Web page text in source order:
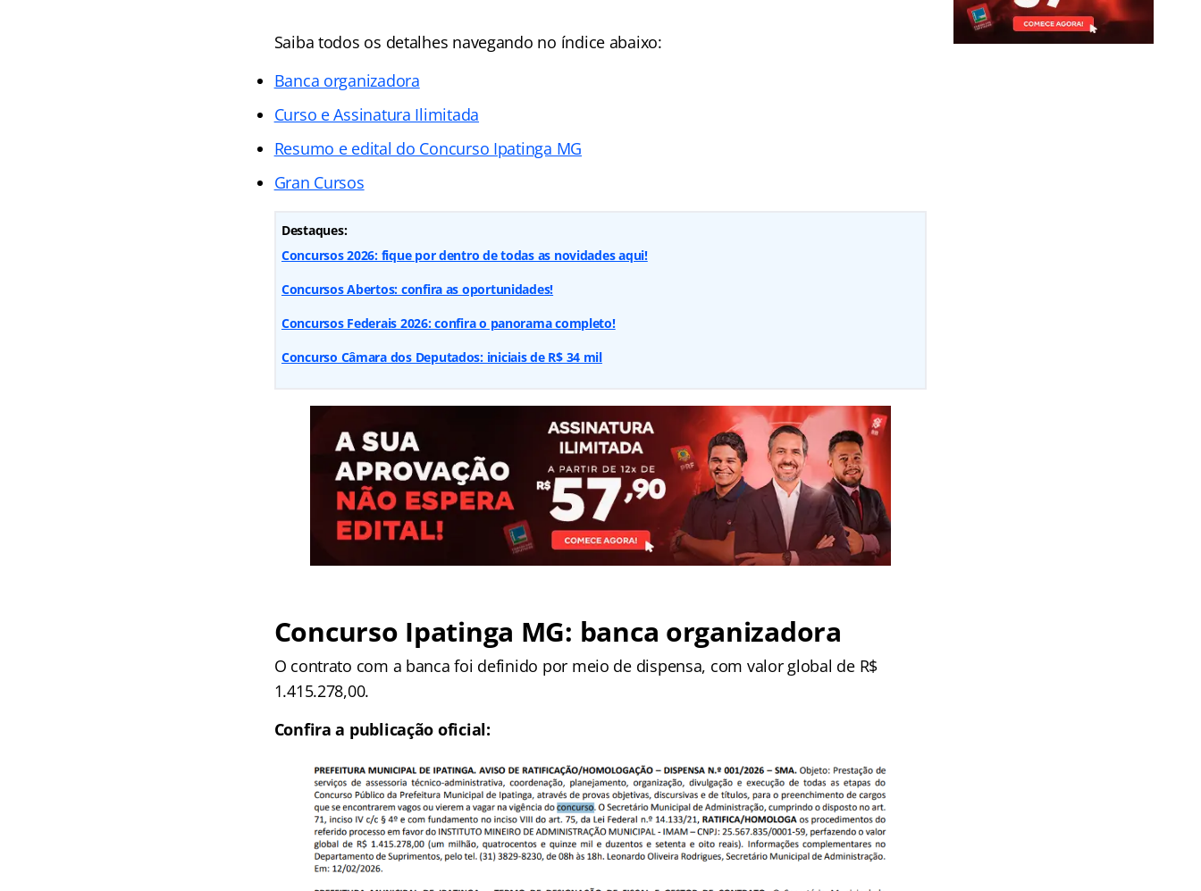
Saiba todos os detalhes navegando no índice abaixo:
Banca organizadora
Curso e Assinatura Ilimitada
Resumo e edital do Concurso Ipatinga MG
Gran Cursos
Destaques:
Concursos 2026: fique por dentro de todas as novidades aqui!
Concursos Abertos: confira as oportunidades!
Concursos Federais 2026: confira o panorama completo!
Concurso Câmara dos Deputados: iniciais de R$ 34 mil
Concurso Ipatinga MG: banca organizadora
O contrato com a banca foi definido por meio de dispensa, com valor global de R$
1.415.278,00.
Confira a publicação oficial: